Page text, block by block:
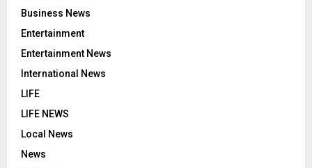
Business News
Entertainment
Entertainment News
International News
LIFE
LIFE NEWS
Local News
News